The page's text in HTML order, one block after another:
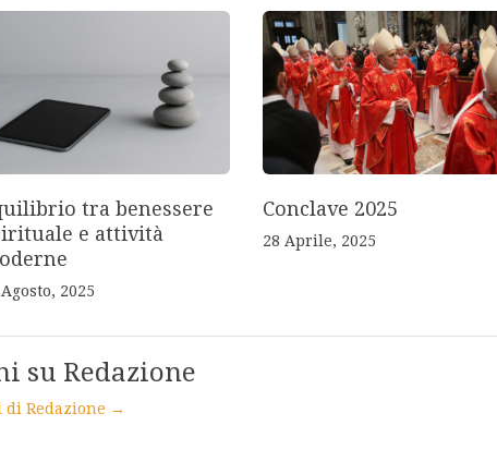
tra benessere
e attività
2025
Conclave 2025
28 Aprile, 2025
su Redazione
Redazione →